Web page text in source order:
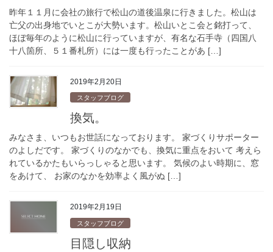
昨年１１月に会社の旅行で松山の道後温泉に行きました。松山は
亡父の出身地でいとこが大勢います。松山いとこ会と銘打って、
ほぼ毎年のように松山に行っていますが、有名な石手寺（四国八
十八箇所、５１番札所）には一度も行ったことがあ […]
2019年2月20日
スタッフブログ
換気。
みなさま、いつもお世話になっております。 家づくりサポーター
のよしだです。 家づくりのなかでも、換気に重点をおいて 考えら
れているかたもいらっしゃると思います。 気候のよい時期に、窓
をあけて、 お家のなかを効率よく風がぬ […]
2019年2月19日
スタッフブログ
目隠し収納